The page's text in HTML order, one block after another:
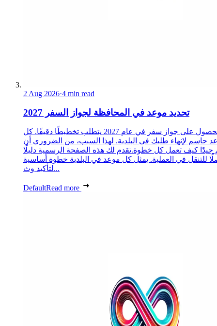
2 Aug 2026·4 min read
تحديد موعد في المحافظة لجواز السفر 2027
الحصول على جواز سفر في عام 2027 يتطلب تخطيطًا دقيقًا. كل
حاسم لإنهاء طلبك في البلدية. لهذا السبب، من الضروري أن
جيدًا كيف تعمل كل خطوة.تقدم لك هذه الصفحة الرسمية دليلًا
للتنقل في العملية. يمثل كل موعد في البلدية خطوة أساسية
لتأكيد وث...
DefaultRead more